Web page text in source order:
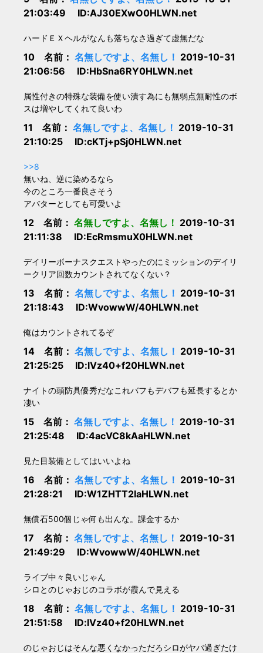
21:03:49 ID:AJ30EXwO0HLWN.net
ハードＥＸヘルがなんも落ちなさ過ぎて虚無だな
10 名前： 名無しですよ、名無し！ 2019-10-31
21:06:56 ID:HbSna6RY0HLWN.net
属性付きの特殊な装備を使い潰す為にも無弱点無耐性のボ
スは増やしてくれて良いわ
11 名前： 名無しですよ、名無し！ 2019-10-31
21:10:25 ID:cKTj+pSj0HLWN.net
>>8
無いね、逆に染めるなら
今のところ一番良さそう
アバターとしても可愛いよ
12 名前： 名無しですよ、名無し！ 2019-10-31
21:11:38 ID:EcRmsmuX0HLWN.net
デイリーボーナスクエストやったのにミッションのデイリ
ークリア回数カウントされてなくない？
13 名前： 名無しですよ、名無し！ 2019-10-31
21:18:43 ID:WvowwW/40HLWN.net
俺はカウントされてるぞ
14 名前： 名無しですよ、名無し！ 2019-10-31
21:25:25 ID:lVz40+f20HLWN.net
ナイトの頭防具優秀だなこれバフもデバフも延長するとか
凄い
15 名前： 名無しですよ、名無し！ 2019-10-31
21:25:48 ID:4acVC8kAaHLWN.net
見た目装備としてはいいよね
16 名前： 名無しですよ、名無し！ 2019-10-31
21:28:21 ID:W1ZHTT2IaHLWN.net
無償石500個じゃ何も出んな。課金するか
17 名前： 名無しですよ、名無し！ 2019-10-31
21:49:29 ID:WvowwW/40HLWN.net
ライブ中々良いじゃん
シロとのじゃおじのコラボが霞んで見える
18 名前： 名無しですよ、名無し！ 2019-10-31
21:51:58 ID:lVz40+f20HLWN.net
のじゃおじはそんな悪くなかっただろシロがヤバ過ぎたけ